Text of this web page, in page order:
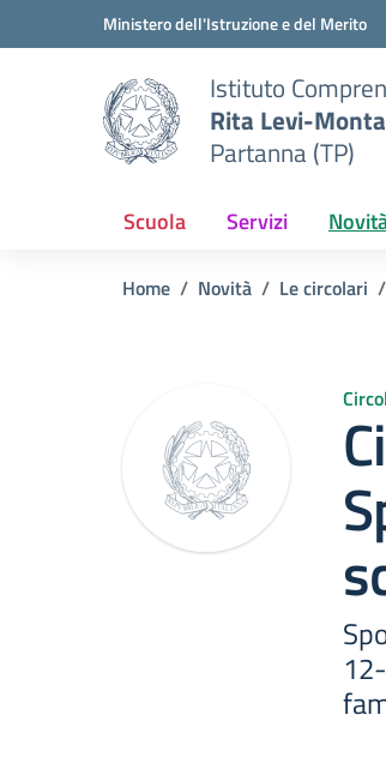
Vai ai contenuti
Vai al menu di navigazioneMinistero dell'Istruzione e del Merito
Istituto
Rita Levi-
Partanna (TP)
Scuola Servizi
Home Novità Le circolari